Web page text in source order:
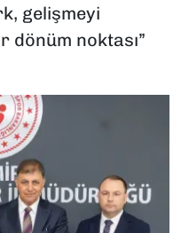
gelişmeyi
dönüm noktası”